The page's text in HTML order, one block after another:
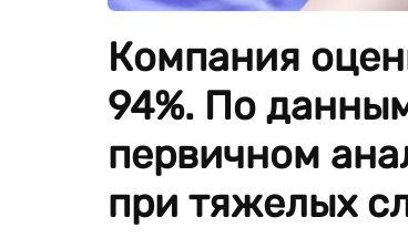
Компания
94%. По
первичном
при тяжелых